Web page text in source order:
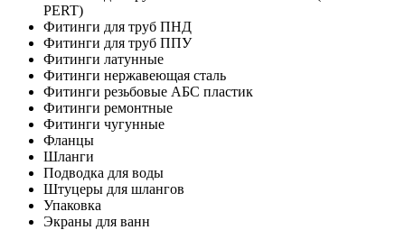
PERT)
Фитинги для труб ПНД
Фитинги для труб ППУ
Фитинги латунные
Фитинги нержавеющая сталь
Фитинги резьбовые АБС пластик
Фитинги ремонтные
Фитинги чугунные
Фланцы
Шланги
Подводка для воды
Штуцеры для шлангов
Упаковка
Экраны для ванн